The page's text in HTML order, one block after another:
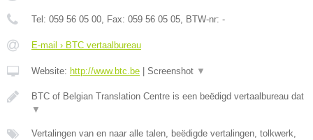
Tel: 059 56 05 00, Fax: 059 56 05 05, BTW-nr: -
E-mail › BTC vertaalbureau
Website: http://www.btc.be Screenshot ▼
BTC of Belgian Translation Centre is een beëdigd vertaalbureau dat
▼
Vertalingen van en naar alle talen, beëdigde vertalingen, tolkwerk,